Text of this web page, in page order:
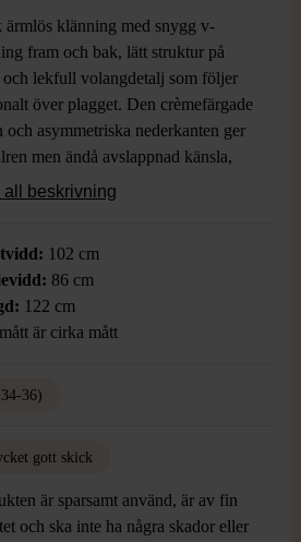
ärmlös klänning med snygg v-
fram och bak, lätt struktur på
och lekfull volangdetalj som följer
över plagget. Den crèmefärgade
och asymmetriska nederkanten ger
men ändå avslappnad känsla,
för dig som gillar en modern och
all beskrivning
102 cm
86 cm
122 cm
är cirka mått
36)
gott skick
är sparsamt använd, är av fin
och ska inte ha några skador eller